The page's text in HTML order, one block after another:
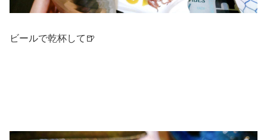
ビールで乾杯して🍺